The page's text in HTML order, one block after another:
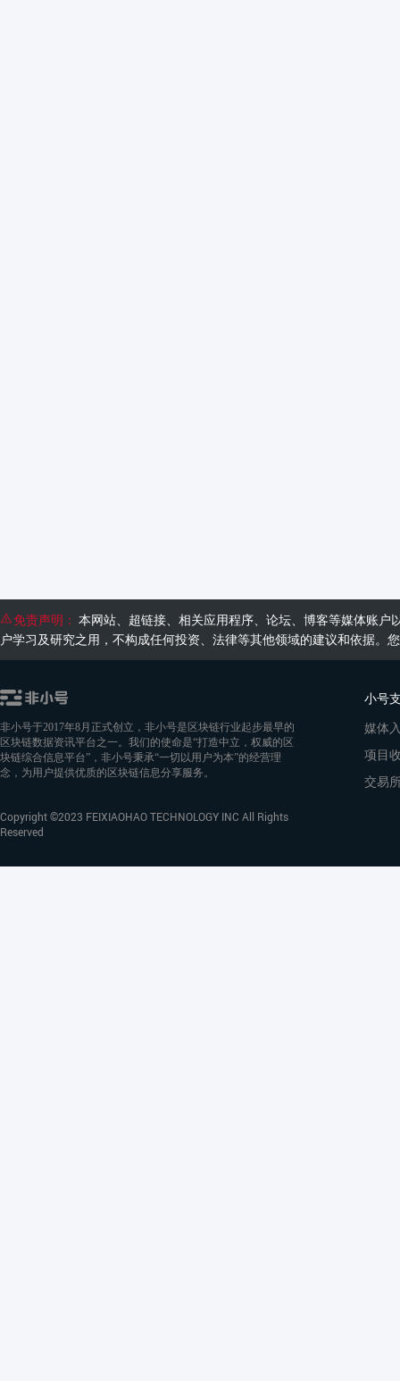
免责声明： 本网站、超链接、相关应用程序、论坛、博客等媒体账
户学习及研究之用，不构成任何投资、法律等其他领域的建议和依据
非小号于2017年8月正式创立，非小号是区块链行业起步最早的
区块链数据资讯平台之一。我们的使命是“打造中立，权威的区
块链综合信息平台”，非小号秉承“一切以用户为本”的经营理
念，为用户提供优质的区块链信息分享服务。
Copyright ©2023 FEIXIAOHAO TECHNOLOGY INC All Rights
Reserved
小号
媒体
项目
交易